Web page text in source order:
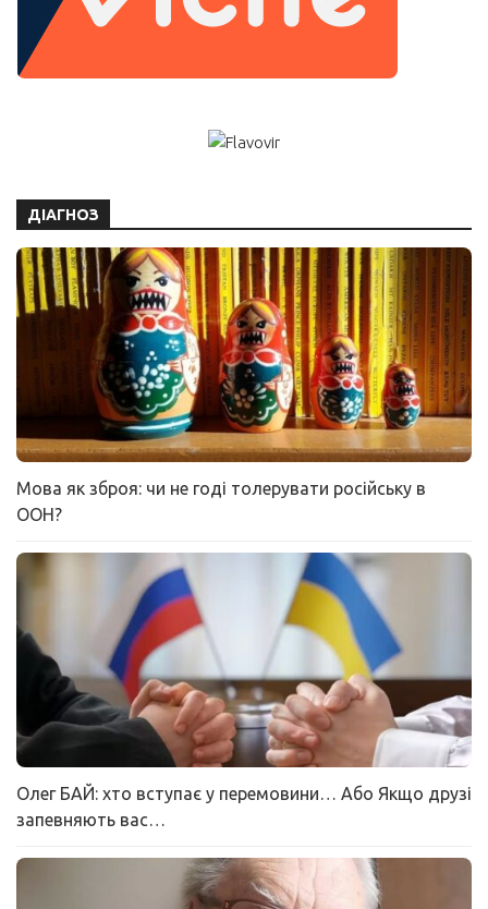
ДІАГНОЗ
Мова як зброя: чи не годі толерувати російську в
ООН?
Олег БАЙ: хто вступає у перемовини… Або Якщо друзі
запевняють вас…